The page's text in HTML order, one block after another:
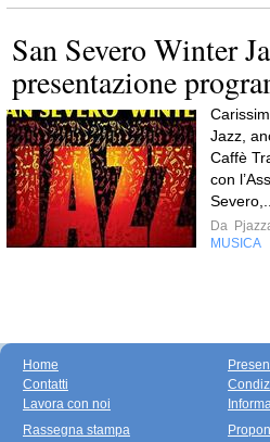
San Severo Winter
presentazione
Jazz,
Caffè
con
Da
MUSICA
Home
Contatti
Lavora con noi
Rassegna stampa